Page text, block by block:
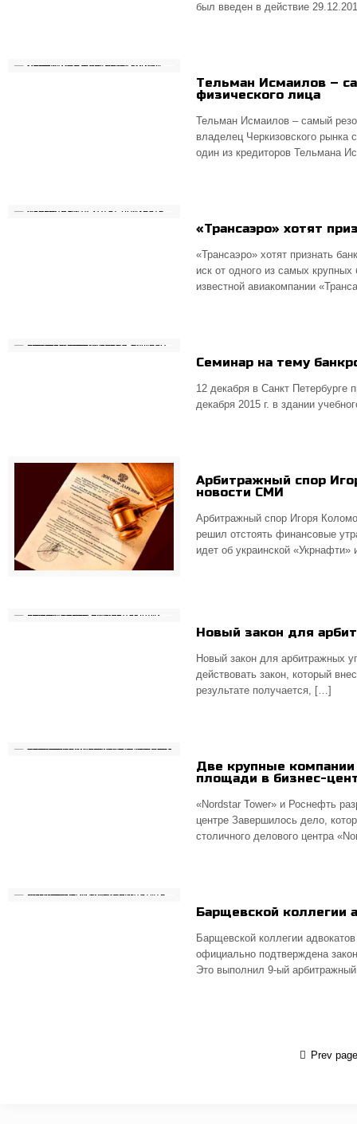
был введен в действие
Тельман Исмаилов –
физического лица
Тельман Исмаилов – самый
владелец Черкизовского рынка
один из кредиторов Тельмана
«Трансаэро» хотят
«Трансаэро» хотят признать
иск от одного из самых
известной авиакомпании
Семинар на тему
12 декабря в Санкт Петербурге
декабря 2015 г. в здании
Арбитражный спор
новости СМИ
Арбитражный спор Игоря
решил отстоять финансовые
идет об украинской
Новый закон для
Новый закон для арбитражных
действовать закон, который
результате получается, […]
Две крупные
площади в бизнес-
«Nordstar Tower» и Роснефть
центре Завершилось дело,
столичного делового центра
Барщевской коллегии
Барщевской коллегии
официально подтверждена
Это выполнил 9-ый
Prev page